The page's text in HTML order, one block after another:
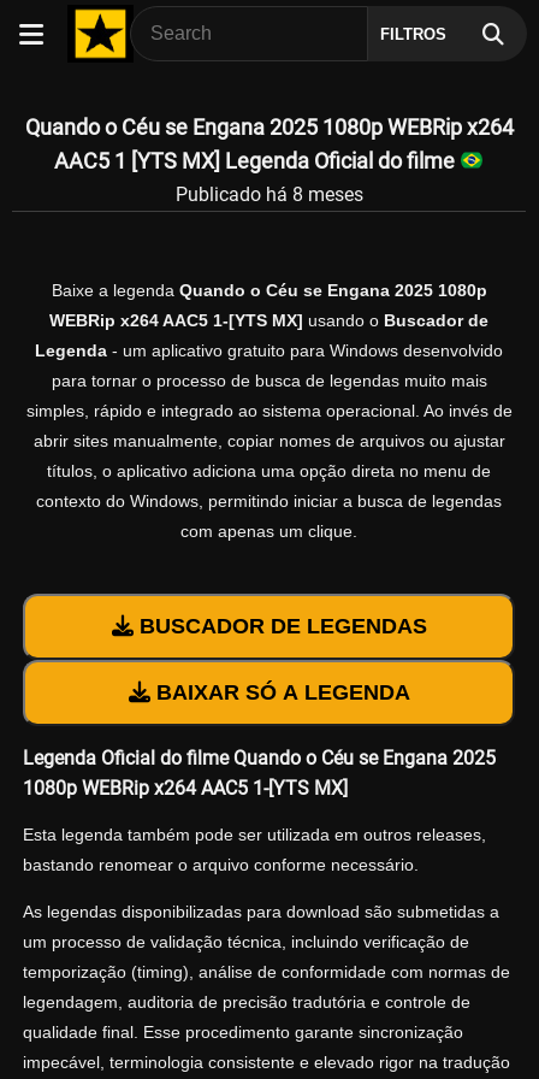
FILTROS
Quando o Céu se Engana 2025 1080p WEBRip x264
AAC5 1 [YTS MX] Legenda Oficial do filme
Publicado há 8 meses
Baixe a legenda Quando o Céu se Engana 2025 1080p
WEBRip x264 AAC5 1-[YTS MX] usando o Buscador de
Legenda - um aplicativo gratuito para Windows desenvolvido
para tornar o processo de busca de legendas muito mais
simples, rápido e integrado ao sistema operacional. Ao invés de
abrir sites manualmente, copiar nomes de arquivos ou ajustar
títulos, o aplicativo adiciona uma opção direta no menu de
contexto do Windows, permitindo iniciar a busca de legendas
com apenas um clique.
BUSCADOR DE LEGENDAS
BAIXAR SÓ A LEGENDA
Legenda Oficial do filme Quando o Céu se Engana 2025
1080p WEBRip x264 AAC5 1-[YTS MX]
Esta legenda também pode ser utilizada em outros releases,
bastando renomear o arquivo conforme necessário.
As legendas disponibilizadas para download são submetidas a
um processo de validação técnica, incluindo verificação de
temporização (timing), análise de conformidade com normas de
legendagem, auditoria de precisão tradutória e controle de
qualidade final. Esse procedimento garante sincronização
impecável, terminologia consistente e elevado rigor na tradução